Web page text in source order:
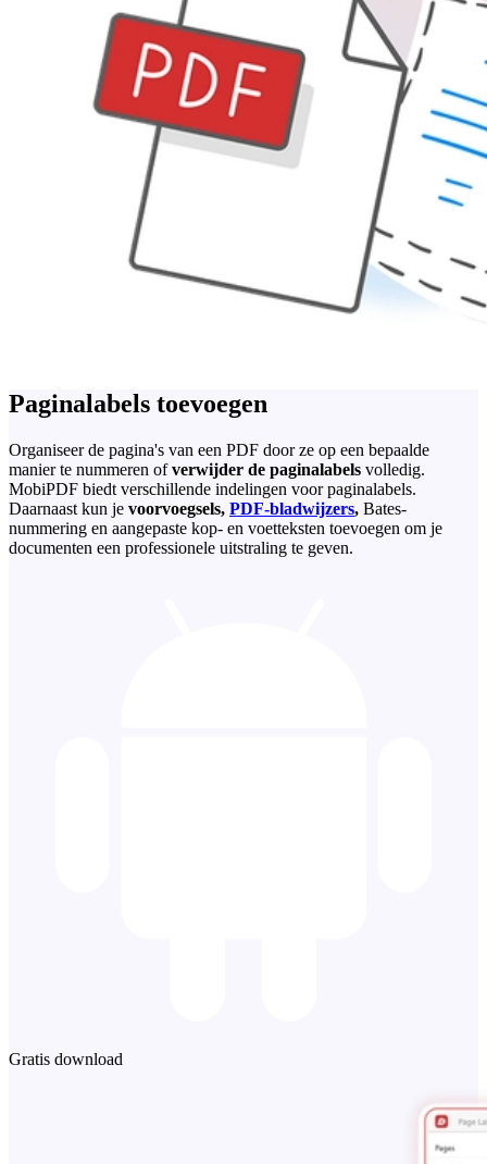
Paginalabels toevoegen
Organiseer de pagina's van een PDF door ze op een bepaalde
manier te nummeren ofverwijder de paginalabels volledig.
MobiPDF biedt verschillende indelingen voor paginalabels.
Daarnaast kun je voorvoegsels, PDF-bladwijzers, Bates-
nummering en aangepaste kop- en voetteksten toevoegen om je
documenten een professionele uitstraling te geven.
Gratis download